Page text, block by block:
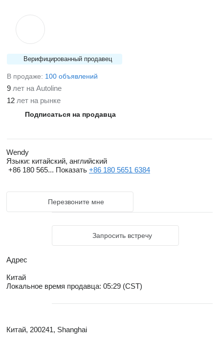
Верифицированный продавец
В продаже: 100 объявлений
9 лет на Autoline
12 лет на рынке
Подписаться на продавца
Wendy
Языки: китайский, английский
+86 180 565... Показать +86 180 5651 6384
Перезвоните мне
Запросить встречу
Адрес
Китай
Локальное время продавца: 05:29 (CST)
Китай, 200241, Shanghai